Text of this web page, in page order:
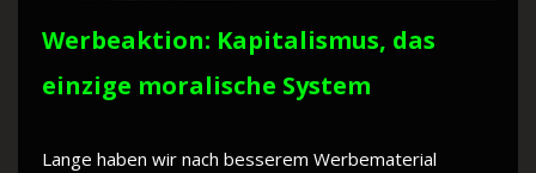
Werbeaktion: Kapitalismus, das
einzige moralische System
Lange haben wir nach besserem Werbematerial